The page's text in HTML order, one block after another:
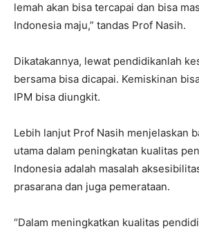
lemah akan bisa tercapai dan bisa
Indonesia maju,” tandas Prof Nasih.
Dikatakannya, lewat pendidikanlah
bersama bisa dicapai. Kemiskinan
IPM bisa diungkit.
Lebih lanjut Prof Nasih menjelaskan
utama dalam peningkatan kualitas
Indonesia adalah masalah
prasarana dan juga pemerataan.
“Dalam meningkatkan kualitas